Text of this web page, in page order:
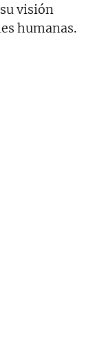
visión
humanas.